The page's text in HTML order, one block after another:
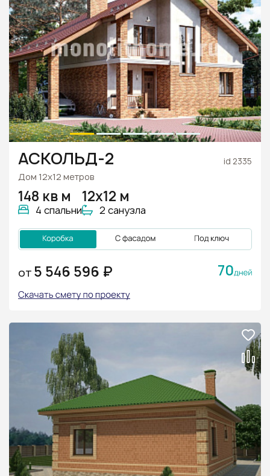
АСКОЛЬД-2 id 2335
Дом 12х12 метров
148 кв м
4 спальни
12х12 м
2 санузла
ОТ 5 546 596 ₽ 70